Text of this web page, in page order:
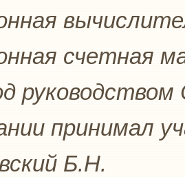
счетная
принимал
Б.Н.